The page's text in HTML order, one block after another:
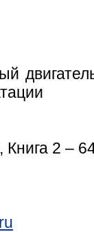
Книга 2 –